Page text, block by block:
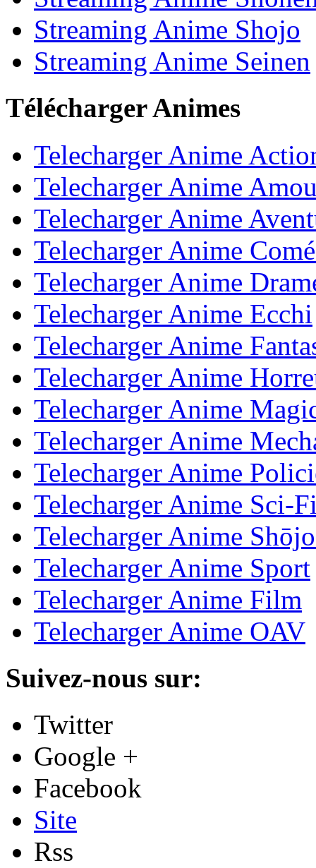
Streaming Anime Shojo
Streaming Anime Seinen
Télécharger Animes
Telecharger Anime
Telecharger Anime
Telecharger Anime
Telecharger Anime
Telecharger Anime
Telecharger Anime Ecchi
Telecharger Anime
Telecharger Anime
Telecharger Anime
Telecharger Anime
Telecharger Anime
Telecharger Anime Sci-
Telecharger Anime
Telecharger Anime Sport
Telecharger Anime Film
Telecharger Anime OAV
Suivez-nous sur:
Twitter
Google +
Facebook
Site
Rss